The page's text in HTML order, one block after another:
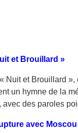
et Brouillard »
Nuit et Brouillard
un hymne de la
avec des paroles
avec Moscou